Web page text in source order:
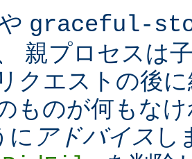
graceful-
親プロセスは
クエストの後
ものが何もな
に アドバイス し